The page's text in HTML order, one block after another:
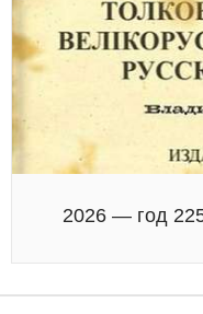
2026 — год